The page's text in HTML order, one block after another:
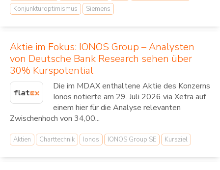
Konjunkturoptimismus
Siemens
Aktie im Fokus: IONOS Group – Analysten
von Deutsche Bank Research sehen über
30% Kurspotential
Die im MDAX enthaltene Aktie des Konzerns
Ionos notierte am 29. Juli 2026 via Xetra auf
einem hier für die Analyse relevanten
Zwischenhoch von 34,00...
Aktien Charttechnik Ionos IONOS Group SE Kursziel